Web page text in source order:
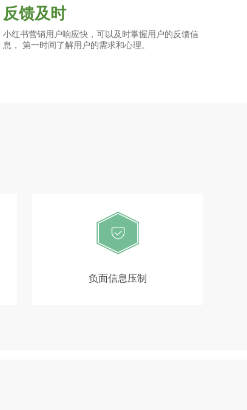
反馈及时
小红书营销用户响应快，可以及时掌握用户的反馈信
息， 第一时间了解用户的需求和心理。
负面信息压制